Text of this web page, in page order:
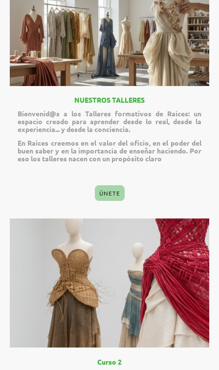
NUESTROS TALLERES
Bienvenid@s a los Talleres formativos de Raíces: un
espacio creado para aprender desde lo real, desde la
experiencia... y desde la conciencia.
En Raíces creemos en el valor del oficio, en el poder del
buen saber y en la importancia de enseñar haciendo. Por
eso los talleres nacen con un propósito claro
ÚNETE
Curso 2